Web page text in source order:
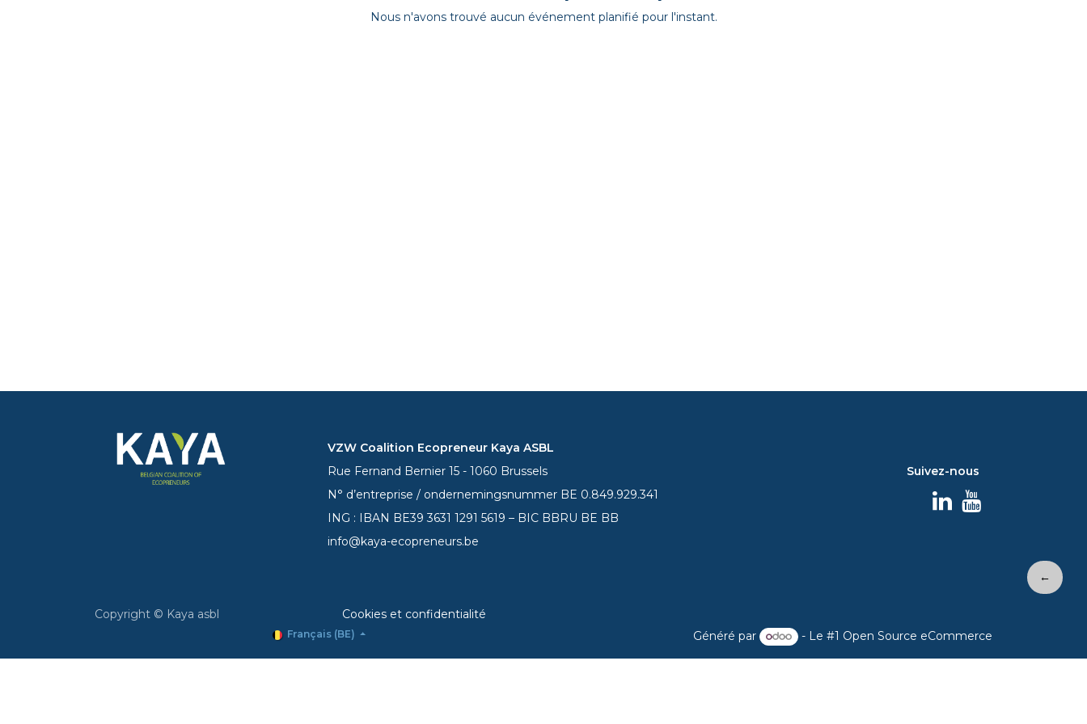
Nous n'avons trouvé aucun événement planifié pour l'instant.
Suivez-nous
←
VZW Coalition Ecopreneur Kaya ASBL
Rue Fernand Bernier 15 - 1060 Brussels
N° d’entreprise / ondernemingsnummer BE 0.849.929.341
ING : IBAN BE393631 1291 5619 – BIC BBRU BE BB
info@kaya-ecopreneurs.be
Copyright © Kaya asbl Cookies et confidentialité
Français (BE) Généré par - Le #1 Open Source eCommerce